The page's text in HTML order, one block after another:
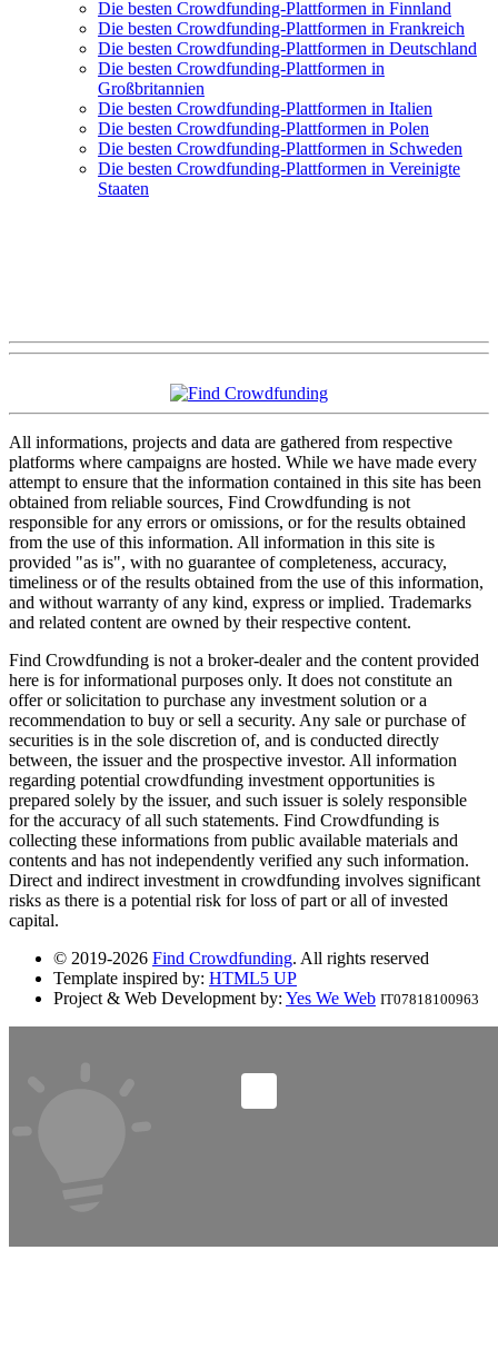
Die besten Crowdfunding-Plattformen in Finnland
Die besten Crowdfunding-Plattformen in Frankreich
Die besten Crowdfunding-Plattformen in Deutschland
Die besten Crowdfunding-Plattformen in
Großbritannien
Die besten Crowdfunding-Plattformen in Italien
Die besten Crowdfunding-Plattformen in Polen
Die besten Crowdfunding-Plattformen in Schweden
Die besten Crowdfunding-Plattformen in Vereinigte
Staaten
All informations, projects and data are gathered from respective
platforms where campaigns are hosted. While we have made every
attempt to ensure that the information contained in this site has been
obtained from reliable sources, Find Crowdfunding is not
responsible for any errors or omissions, or for the results obtained
from the use of this information. All information in this site is
provided "as is", with no guarantee of completeness, accuracy,
timeliness or of the results obtained from the use of this information,
and without warranty of any kind, express or implied. Trademarks
and related content are owned by their respective content.
Find Crowdfunding is not a broker-dealer and the content provided
here is for informational purposes only. It does not constitute an
offer or solicitation to purchase any investment solution or a
recommendation to buy or sell a security. Any sale or purchase of
securities is in the sole discretion of, and is conducted directly
between, the issuer and the prospective investor. All information
regarding potential crowdfunding investment opportunities is
prepared solely by the issuer, and such issuer is solely responsible
for the accuracy of all such statements. Find Crowdfunding is
collecting these informations from public available materials and
contents and has not independently verified any such information.
Direct and indirect investment in crowdfunding involves significant
risks as there is a potential risk for loss of part or all of invested
capital.
© 2019-2026 Find Crowdfunding. All rights reserved
Template inspired by: HTML5 UP
Project & Web Development by: Yes We Web IT07818100963